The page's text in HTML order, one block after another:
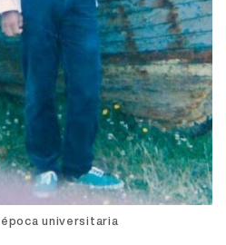
época universitaria